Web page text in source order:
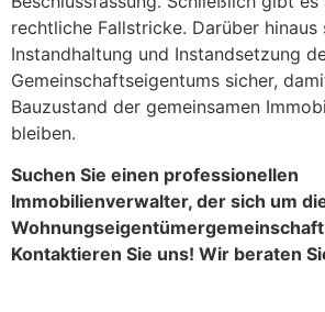
rechtliche Fallstricke. Darüber
Instandhaltung und Instandsetzung
Gemeinschaftseigentums sicher,
Bauzustand der gemeinsamen
bleiben.
Suchen Sie einen professionellen
Immobilienverwalter, der sich um
Kontaktieren Sie uns! Wir beraten